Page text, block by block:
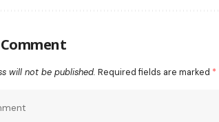
will not be published. Required fields are marked *